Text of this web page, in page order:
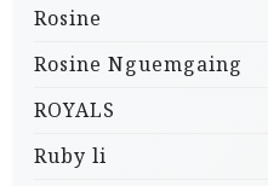
Rosine
Rosine Nguemgaing
ROYALS
Ruby li